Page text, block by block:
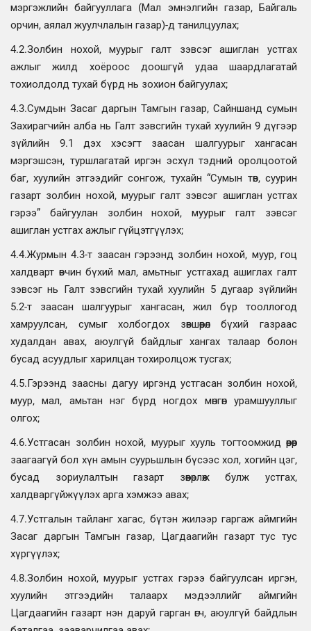
мэргэжлийн байгууллага (Мал эмнэлгийн газар, Байгаль
орчин, аялал жуулчлалын газар)-д танилцуулах;
4.2.Золбин нохой, муурыг галт зэвсэг ашиглан устгах
ажлыг жилд хоёроос доошгүй удаа шаардлагатай
тохиолдолд тухай бүрд нь зохион байгуулах;
4.3.Сумдын Засаг даргын Тамгын газар, Сайншанд сумын
Захирагчийн алба нь Галт зэвсгийн тухай хуулийн 9 дүгээр
зүйлийн 9.1 дэх хэсэгт заасан шалгуурыг хангасан
мэргэшсэн, туршлагатай иргэн эсхүл тэдний оролцоотой
баг, хуулийн этгээдийг сонгож, тухайн “Сумын төв, суурин
газарт золбин нохой, муурыг галт зэвсэг ашиглан устгах
гэрээ” байгуулан золбин нохой, муурыг галт зэвсэг
ашиглан устгах ажлыг гүйцэтгүүлэх;
4.4.Журмын 4.3-т заасан гэрээнд золбин нохой, муур, гоц
халдварт өвчин бүхий мал, амьтныг устгахад ашиглах галт
зэвсэг нь Галт зэвсгийн тухай хуулийн 5 дугаар зүйлийн
5.2-т заасан шалгуурыг хангасан, жил бүр тооллогод
хамруулсан, сумыг холбогдох зөвшөөрөл бүхий газраас
худалдан авах, аюулгүй байдлыг хангах талаар болон
бусад асуудлыг харилцан тохиролцож тусгах;
4.5.Гэрээнд заасны дагуу иргэнд устгасан золбин нохой,
муур, мал, амьтан нэг бүрд ногдох мөнгөн урамшууллыг
олгох;
4.6.Устгасан золбин нохой, муурыг хууль тогтоомжид өөрөөр
заагаагүй бол хүн амын суурьшлын бүсээс хол, хогийн цэг,
бусад зориулалтын газарт зөөвөрлөж булж устгах,
халдваргүйжүүлэх арга хэмжээ авах;
4.7.Устгалын тайланг хагас, бүтэн жилээр гаргаж аймгийн
Засаг даргын Тамгын газар, Цагдаагийн газарт тус тус
хүргүүлэх;
4.8.Золбин нохой, муурыг устгах гэрээ байгуулсан иргэн,
хуулийн этгээдийн талаарх мэдээллийг аймгийн
Цагдаагийн газарт нэн даруй гарган өгч, аюулгүй байдлын